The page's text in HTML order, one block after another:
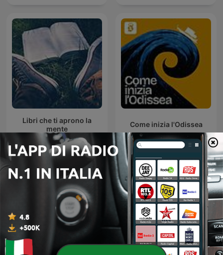
Libri che ti aprono la
mente
Come inizia l'Odissea